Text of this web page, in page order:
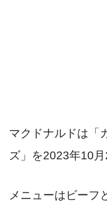
マクドナルドは「
ズ」を2023年10月
メニューはビーフ